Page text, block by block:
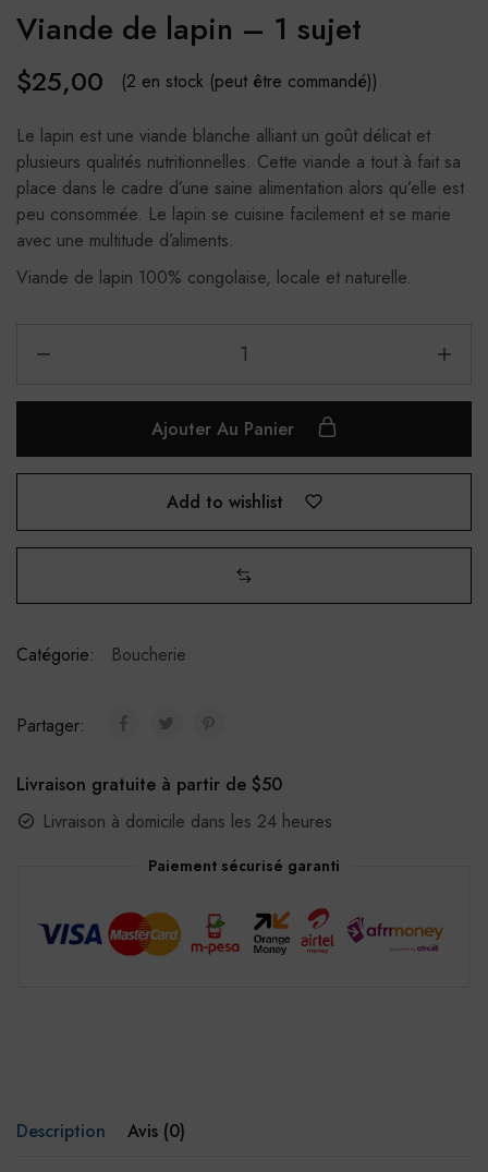
Viande de lapin – 1 sujet
$25,00 (2 en stock (peut être commandé))
Le lapin est une viande blanche alliant un goût délicat et
plusieurs qualités nutritionnelles. Cette viande a tout à fait sa
place dans le cadre d’une saine alimentation alors qu’elle est
peu consommée. Le lapin se cuisine facilement et se marie
avec une multitude d’aliments.
Viande de lapin 100% congolaise, locale et naturelle.
Ajouter Au Panier
Add to wishlist
Catégorie: Boucherie
Partager:
Livraison gratuite à partir de $50
Livraison à domicile dans les 24 heures
Paiement sécurisé garanti
Description Avis (0)